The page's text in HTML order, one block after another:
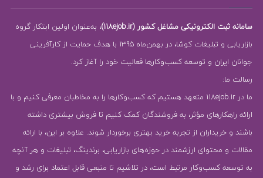
سامانه ثبت الکترونیکی مشاغل کشور (118ejob.ir)
، به‌عنوان اولین ابتکار گروه
بازاریابی و تبلیغات کوشا، در بهمن‌ماه 1395 با هدف حمایت از کارآفرینی
جوانان ایران و توسعه کسب‌وکارها فعالیت خود را آغاز کرد.
رسالت ما:
ما در 118ejob.ir متعهد هستیم که کسب‌وکارها را به مخاطبان معرفی کنیم و با
ارائه راهکارهای مؤثر، به فروشندگان کمک کنیم تا فروش بیشتری داشته
باشند و خریداران از تجربه خرید بهتری برخوردار شوند. علاوه بر این، با ارائه
مقالات و محتوای ارزشمند در حوزه‌های بازاریابی، برندینگ، تبلیغات و هر آنچه
به توسعه کسب‌وکار مرتبط است، در تلاشیم تا منبعی قابل اعتماد برای رشد و